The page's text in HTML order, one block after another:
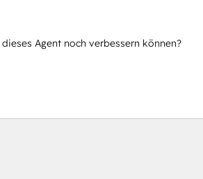
Agent noch verbessern können?